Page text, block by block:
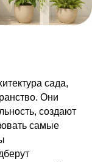
сада,
Они
создают
самые